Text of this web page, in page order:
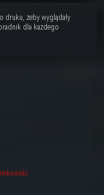
druku, żeby wyglądały
dla każdego